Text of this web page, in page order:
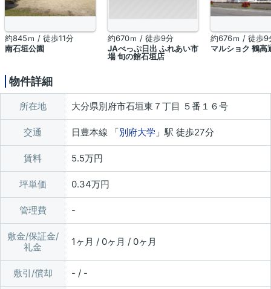
約845ｍ / 徒歩11分
南石垣公園
約670ｍ / 徒歩9分
JAべっぷ日出 ふれあい市
場 旬の館石垣店
約676ｍ / 徒歩9
マルショク 鶴高
物件詳細
所在地 大分県別府市石垣東７丁目 ５番１６号
交通 日豊本線 「別府大学 」駅 徒歩27分
賃料 5.5万円
坪単価 0.34万円
管理費
敷金/保証金/
礼金
1ヶ月 / 0ヶ月 / 0ヶ月
敷引/償却 - / -